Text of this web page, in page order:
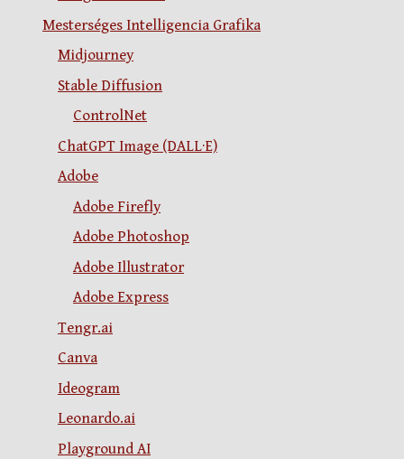
Mesterséges Intelligencia Grafika
Midjourney
Stable Diffusion
ControlNet
ChatGPT Image (DALL·E)
Adobe
Adobe Firefly
Adobe Photoshop
Adobe Illustrator
Adobe Express
Tengr.ai
Canva
Ideogram
Leonardo.ai
Playground AI